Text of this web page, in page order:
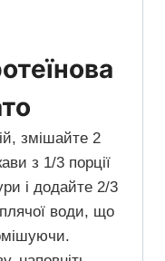
змішайте 2
з 1/3 порції
і додайте 2/3
води, що